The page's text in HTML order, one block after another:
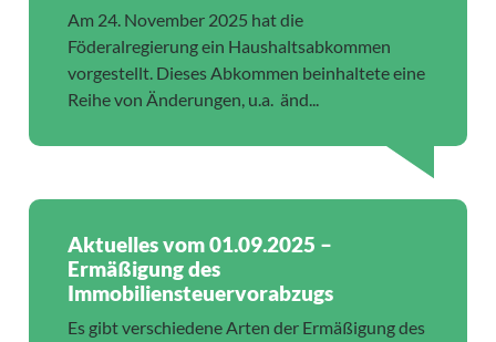
Am 24. November 2025 hat die
Föderalregierung ein Haushaltsabkommen
vorgestellt. Dieses Abkommen beinhaltete eine
Reihe von Änderungen, u.a. änd...
Aktuelles vom 01.09.2025 –
Ermäßigung des
Immobiliensteuervorabzugs
Es gibt verschiedene Arten der Ermäßigung des